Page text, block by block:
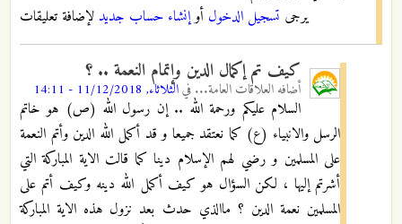
يرجى تسجيل الدخول أوإنشاء حساب جديد لإضافة تعليقات
كيف تم إكمال الدين وإتمام النعمة .. ؟
أضافه العلاقات العامة... فيالثلاثاء, 11/12/2018 - 14:11
السلام علیکم ورحمة الله .. إن رسول الله (ص) هو خاتم
الرسل والانبياء (ع) كما نعتقد جميعا و قد أكمل الله الدين وأتم النعمة
على المسلمين و رضي لهم الإسلام دينا كما قالت الاية المباركة التي
أشرتم إليها ، لكن السؤال هو كيف أكمل الله دينه وكيف أتم على
المسلمين نعمة الدين ؟ ماالذي حدث بعد نزول هذه الاية المباركة